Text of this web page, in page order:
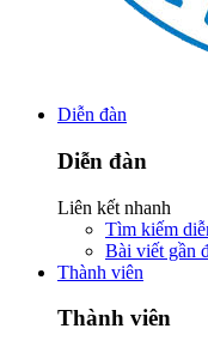
Diễn đàn
Diễn đàn
Liên kết nhanh
Tìm kiếm
Bài viết gần
Thành viên
Thành viên